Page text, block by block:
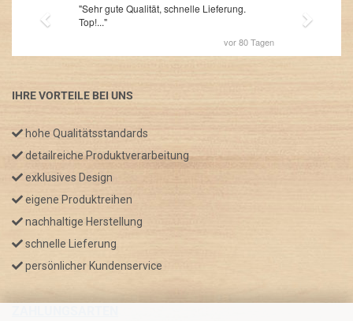
IHRE VORTEILE BEI UNS
hohe Qualitätsstandards
detailreiche Produktverarbeitung
exklusives Design
eigene Produktreihen
nachhaltige Herstellung
schnelle Lieferung
persönlicher Kundenservice